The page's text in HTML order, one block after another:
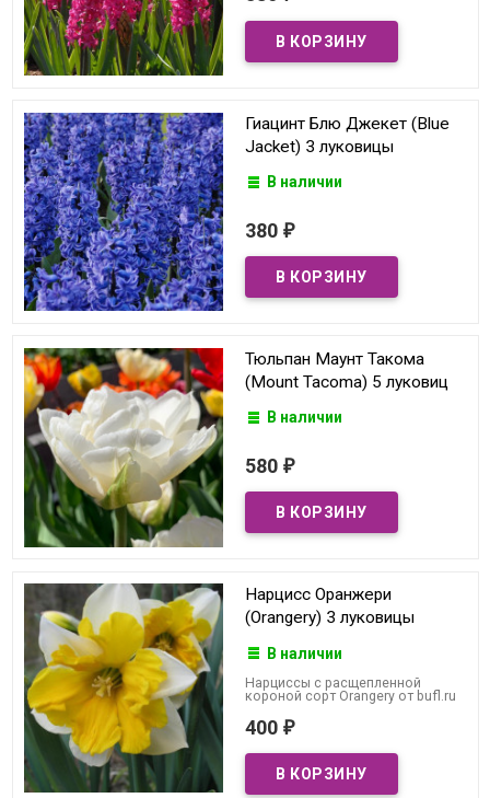
Гиацинт Блю Джекет (Blue
Jacket) 3 луковицы
В наличии
380 ₽
Тюльпан Маунт Такома
(Mount Tacoma) 5 луковиц
В наличии
580 ₽
Нарцисс Оранжери
(Orangery) 3 луковицы
В наличии
Нарциссы с расщепленной
короной сорт Orangery от bufl.ru
400 ₽